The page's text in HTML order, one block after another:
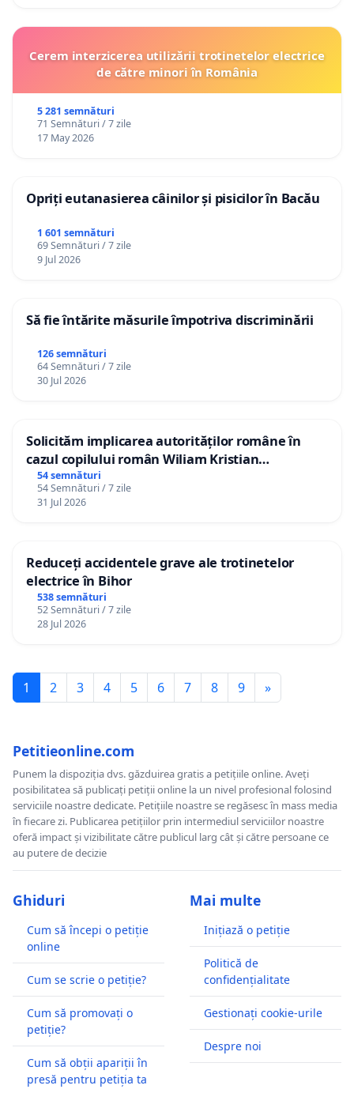
Cerem interzicerea utilizării trotinetelor electrice
de către minori în România
5 281 semnături
71 Semnături / 7 zile
17 May 2026
Opriți eutanasierea câinilor și pisicilor în Bacău
1 601 semnături
69 Semnături / 7 zile
9 Jul 2026
Să fie întărite măsurile împotriva discriminării
126 semnături
64 Semnături / 7 zile
30 Jul 2026
Solicităm implicarea autorităților române în
cazul copilului român Wiliam Kristian
Gheorghe, aflat în plasament în Danemarca de
12 ani
54 semnături
54 Semnături / 7 zile
31 Jul 2026
Reduceți accidentele grave ale trotinetelor
electrice în Bihor
538 semnături
52 Semnături / 7 zile
28 Jul 2026
1 2 3 4 5 6 7 8 9 »
Petitieonline.com
Punem la dispoziția dvs. găzduirea gratis a petițiile online. Aveți
posibilitatea să publicați petiții online la un nivel profesional folosind
serviciile noastre dedicate. Petițiile noastre se regăsesc în mass media
în fiecare zi. Publicarea petițiilor prin intermediul serviciilor noastre
oferă impact și vizibilitate către publicul larg cât și către persoane ce
au putere de decizie
Ghiduri
Cum să începi o petiție
online
Cum se scrie o petiție?
Cum să promovați o
petiție?
Cum să obții apariții în
presă pentru petiția ta
Mai multe
Inițiază o petiție
Politică de
confidențialitate
Gestionați cookie-urile
Despre noi